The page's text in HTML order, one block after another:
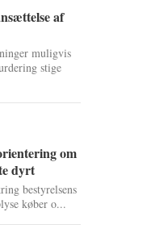
af
muligvis
stige
om
dyrt
bestyrelsens
køber o...